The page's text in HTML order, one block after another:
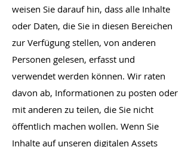
weisen Sie darauf hin, dass alle Inhalte
oder Daten, die Sie in diesen Bereichen
zur Verfügung stellen, von anderen
Personen gelesen, erfasst und
verwendet werden können. Wir raten
davon ab, Informationen zu posten oder
mit anderen zu teilen, die Sie nicht
öffentlich machen wollen. Wenn Sie
Inhalte auf unseren digitalen Assets